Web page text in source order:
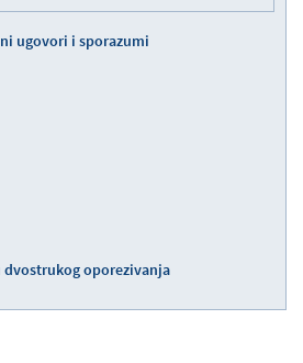
ugovori i sporazumi
dvostrukog oporezivanja